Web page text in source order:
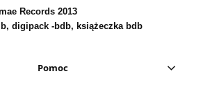
Records 2013
digipack -bdb, książeczka bdb
Pomoc